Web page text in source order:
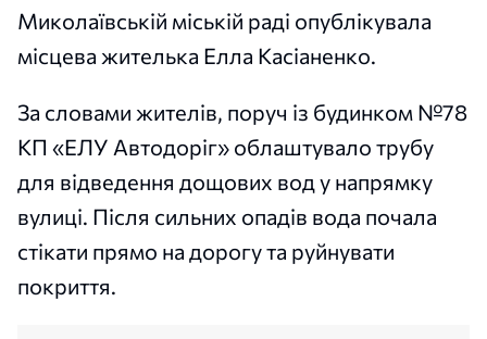
Миколаївській міській раді опублікувала
місцева жителька Елла Касіаненко.
За словами жителів, поруч із будинком №78
КП «ЕЛУ Автодоріг» облаштувало трубу
для відведення дощових вод у напрямку
вулиці. Після сильних опадів вода почала
стікати прямо на дорогу та руйнувати
покриття.